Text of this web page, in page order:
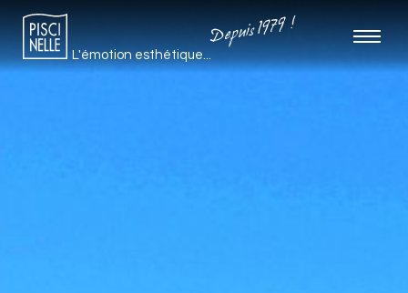
L'émotion esthétique...
Depuis 1979 !